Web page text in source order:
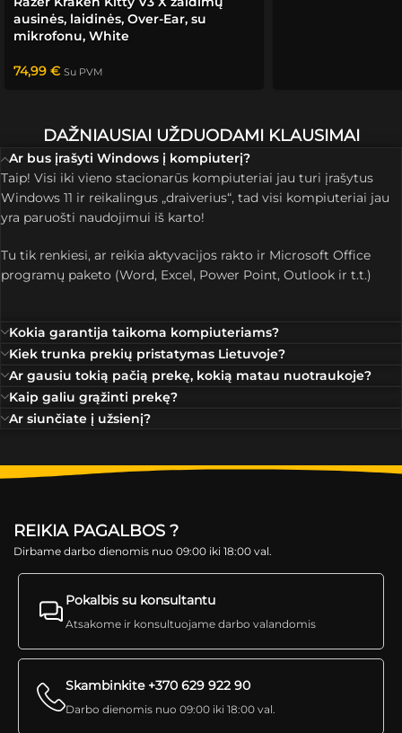
ausinės, laidinės, Over-Ear, su
mikrofonu, White
74,99 € Su PVM
DAŽNIAUSIAI UŽDUODAMI KLAUSIMAI
Ar bus įrašyti Windows į kompiuterį?
Taip! Visi iki vieno stacionarūs kompiuteriai jau turi įrašytus
Windows 11 ir reikalingus „draiverius“, tad visi kompiuteriai jau
yra paruošti naudojimui iš karto!
Tu tik renkiesi, ar reikia aktyvacijos rakto ir Microsoft Office
programų paketo (Word, Excel, Power Point, Outlook ir t.t.)
Kokia garantija taikoma kompiuteriams?
Kiek trunka prekių pristatymas Lietuvoje?
Ar gausiu tokią pačią prekę, kokią matau nuotraukoje?
Kaip galiu grąžinti prekę?
Ar siunčiate į užsienį?
REIKIA PAGALBOS ?
Dirbame darbo dienomis nuo 09:00 iki 18:00 val.
Pokalbis su konsultantu
Atsakome ir konsultuojame darbo valandomis
Skambinkite +370 629 922 90
Darbo dienomis nuo 09:00 iki 18:00 val.